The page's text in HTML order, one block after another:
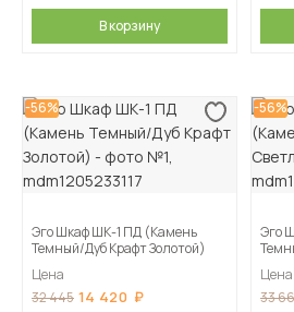
В корзину
-56%
Эго Шкаф ШК-1 ПД (Камень
Темный/Дуб Крафт Золотой)
Цена
32 445 14 420
-56%
Эго
Цена
33